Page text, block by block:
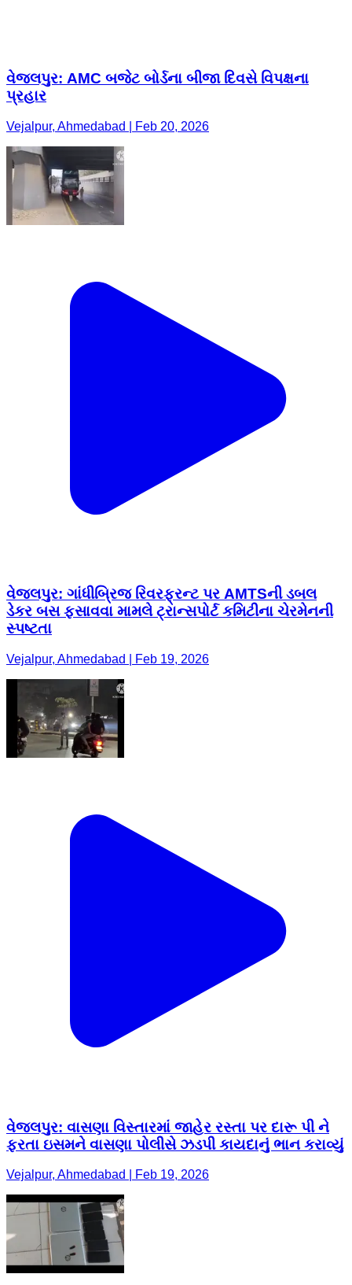
વેજલપુર: AMC બજેટ બોર્ડના બીજા દિવસે વિપક્ષના
પ્રહાર
Vejalpur, Ahmedabad | Feb 20, 2026
વેજલપુર: ગાંધીબ્રિજ રિવરફ્રન્ટ પર AMTSની ડબલ
ડેકર બસ ફસાવવા મામલે ટ્રાન્સપોર્ટ કમિટીના ચેરમેનની
સ્પષ્ટતા
Vejalpur, Ahmedabad | Feb 19, 2026
વેજલપુર: વાસણા વિસ્તારમાં જાહેર રસ્તા પર દારૂ પી ને
ફરતા ઇસમને વાસણા પોલીસે ઝડપી કાયદાનું ભાન કરાવ્યું
Vejalpur, Ahmedabad | Feb 19, 2026